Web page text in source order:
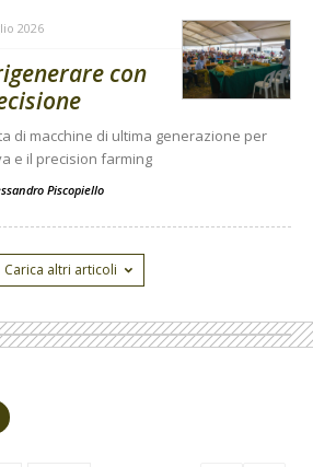
2026
con
di macchine di ultima generazione per
e il precision farming
Piscopiello
Carica altri articoli